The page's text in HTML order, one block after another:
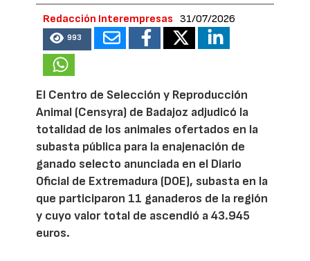
Redacción Interempresas 31/07/2026
993
El Centro de Selección y Reproducción
Animal (Censyra) de Badajoz adjudicó la
totalidad de los animales ofertados en la
subasta pública para la enajenación de
ganado selecto anunciada en el Diario
Oficial de Extremadura (DOE), subasta en la
que participaron 11 ganaderos de la región
y cuyo valor total de ascendió a 43.945
euros.